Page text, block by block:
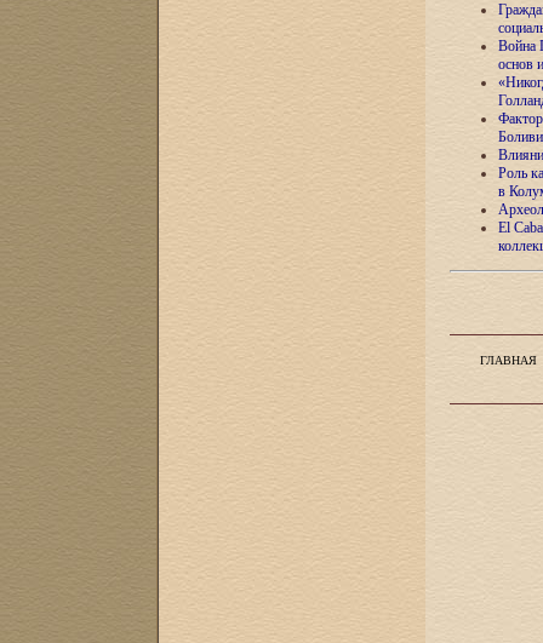
Война
основ
Роль
в
El
ГЛАВНАЯ